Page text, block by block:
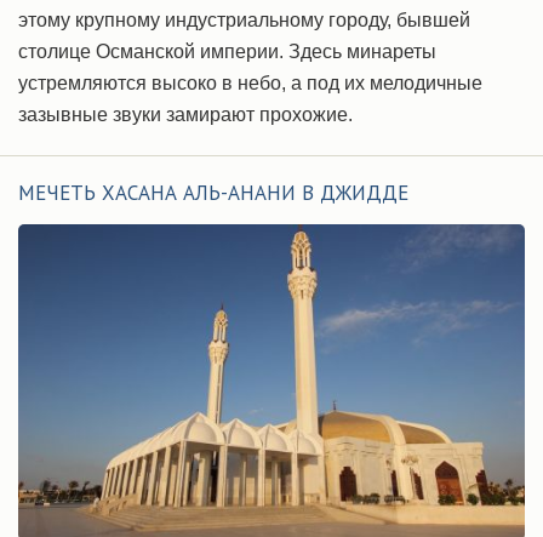
этому крупному индустриальному городу, бывшей
столице Османской империи. Здесь минареты
устремляются высоко в небо, а под их мелодичные
зазывные звуки замирают прохожие.
МЕЧЕТЬ ХАСАНА АЛЬ-АНАНИ В ДЖИДДЕ